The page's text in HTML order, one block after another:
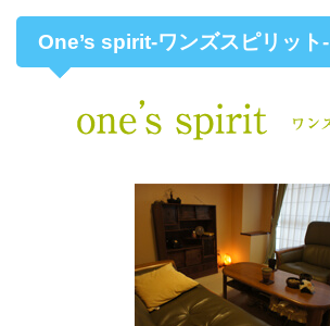
One’s spirit-ワンズスピリット-